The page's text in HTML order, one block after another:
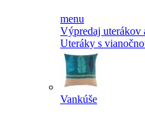
menu
Výpredaj uterákov
Uteráky s
Vankúše